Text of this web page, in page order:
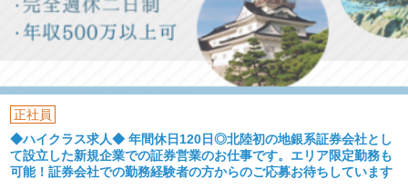
正社員
◆ハイクラス求人◆ 年間休日120日◎北陸初の地銀系証券会社とし
て設立した新規企業での証券営業のお仕事です。エリア限定勤務も
可能！証券会社での勤務経験者の方からのご応募お待ちしています